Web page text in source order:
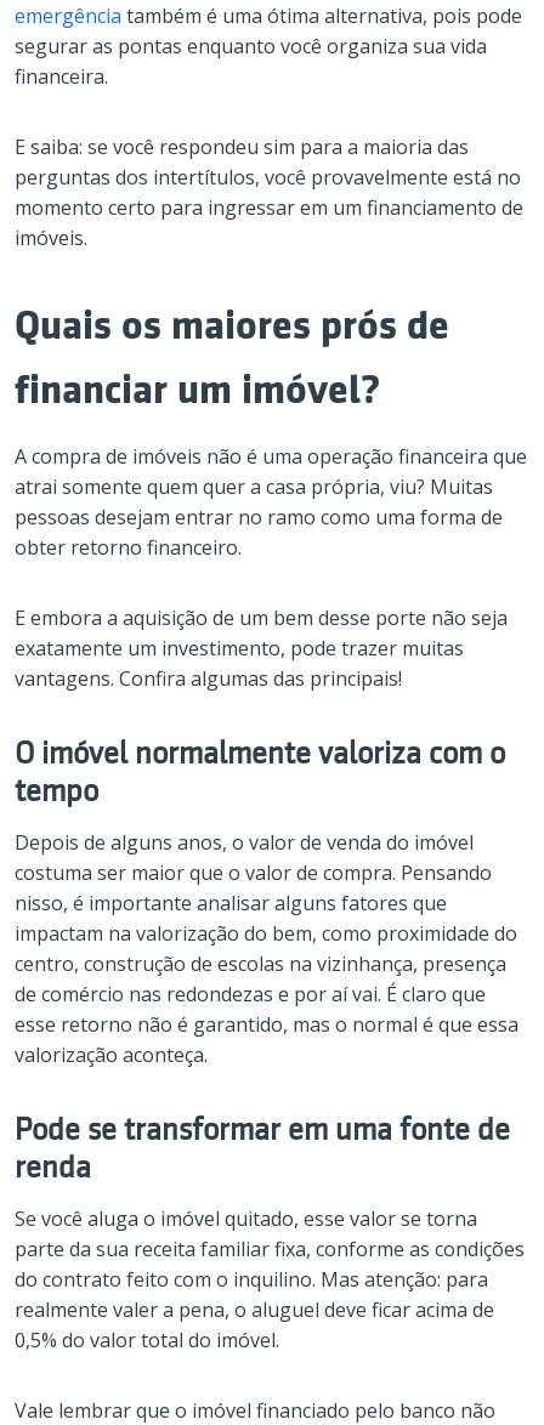
emergência também é uma ótima alternativa, pois pode
segurar as pontas enquanto você organiza sua vida
financeira.
E saiba: se você respondeu sim para a maioria das
perguntas dos intertítulos, você provavelmente está no
momento certo para ingressar em um financiamento de
imóveis.
Quais os maiores prós de
financiar um imóvel?
A compra de imóveis não é uma operação financeira que
atrai somente quem quer a casa própria, viu? Muitas
pessoas desejam entrar no ramo como uma forma de
obter retorno financeiro.
E embora a aquisição de um bem desse porte não seja
exatamente um investimento, pode trazer muitas
vantagens. Confira algumas das principais!
O imóvel normalmente valoriza com o
tempo
Depois de alguns anos, o valor de venda do imóvel
costuma ser maior que o valor de compra. Pensando
nisso, é importante analisar alguns fatores que
impactam na valorização do bem, como proximidade do
centro, construção de escolas na vizinhança, presença
de comércio nas redondezas e por aí vai. É claro que
esse retorno não é garantido, mas o normal é que essa
valorização aconteça.
Pode se transformar em uma fonte de
renda
Se você aluga o imóvel quitado, esse valor se torna
parte da sua receita familiar fixa, conforme as condições
do contrato feito com o inquilino. Mas atenção: para
realmente valer a pena, o aluguel deve ficar acima de
0,5% do valor total do imóvel.
Vale lembrar que o imóvel financiado pelo banco não